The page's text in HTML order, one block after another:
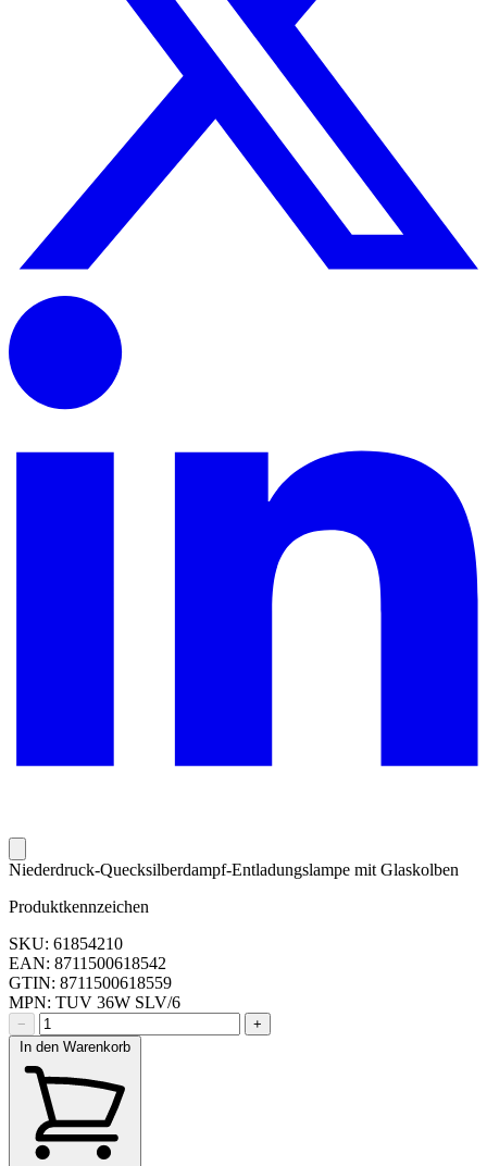
Niederdruck-Quecksilberdampf-Entladungslampe mit Glaskolben
Produktkennzeichen
SKU: 61854210
EAN: 8711500618542
GTIN: 8711500618559
MPN: TUV 36W SLV/6
−
+
In den Warenkorb